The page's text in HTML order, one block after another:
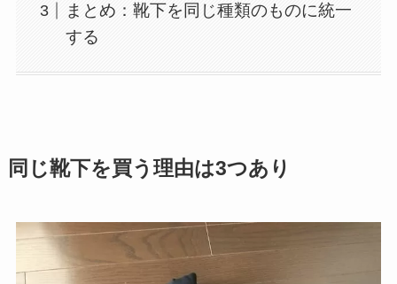
まとめ：靴下を同じ種類のものに統一
する
同じ靴下を買う理由は3つあり